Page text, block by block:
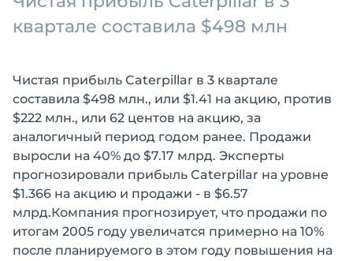
квартале составила $498 млн
Чистая прибыль Caterpillar в 3 квартале
составила $498 млн., или $1.41 на акцию, против
$222 млн., или 62 центов на акцию, за
аналогичный период годом ранее. Продажи
выросли на 40% до $7.17 млрд. Эксперты
прогнозировали прибыль Caterpillar на уровне
$1.366 на акцию и продажи - в $6.57
млрд.Компания прогнозирует, что продажи по
итогам 2005 году увеличатся примерно на 10%
после планируемого в этом году повышения на